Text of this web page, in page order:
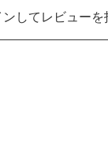
ンしてレビューを